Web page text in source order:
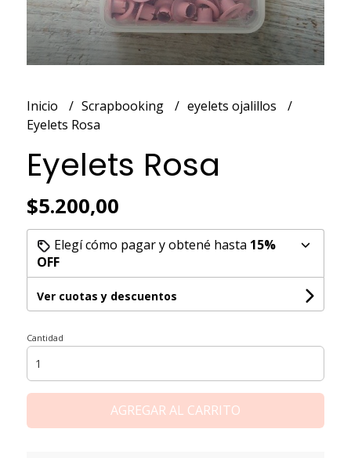
Inicio Scrapbooking
eyelets ojalillos
Eyelets Rosa
Eyelets Rosa
$5.200,00
Elegí cómo pagar y obtené hasta 15%
OFF
Ver cuotas y descuentos
Cantidad
AGREGAR AL CARRITO